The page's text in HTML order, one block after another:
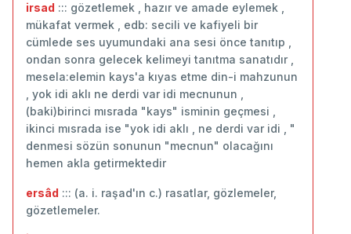
irsad ::: gözetlemek , hazır ve amade eylemek ,
mükafat vermek , edb: secili ve kafiyeli bir
cümlede ses uyumundaki ana sesi önce tanıtıp ,
ondan sonra gelecek kelimeyi tanıtma sanatıdır ,
mesela:elemin kays'a kıyas etme din-i mahzunun
, yok idi aklı ne derdi var idi mecnunun ,
(baki)birinci mısrada "kays" isminin geçmesi ,
ikinci mısrada ise "yok idi aklı , ne derdi var idi , "
denmesi sözün sonunun "mecnun" olacağını
hemen akla getirmektedir
ersâd ::: (a. i. raşad'ın c.) rasatlar, gözlemeler,
gözetlemeler.